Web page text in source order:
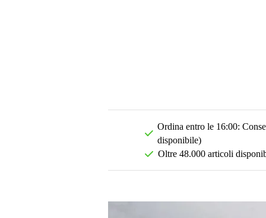
Ordina entro le 16:00:
disponibile)
Oltre 48.000 articoli